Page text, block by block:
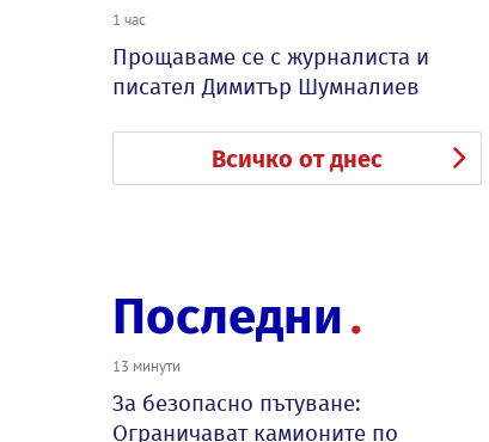
1 час
Прощаваме се с журналиста и
писател Димитър Шумналиев
Всичко от днес
Последни
13 минути
За безопасно пътуване:
Ограничават камионите по